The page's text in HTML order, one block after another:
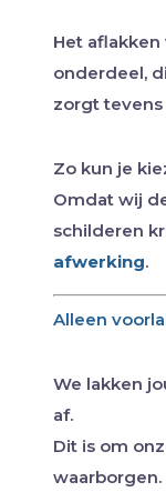
Het
onderdeel,
zorgt
Zo kun je
Omdat wij
schilderen
afwerking.
Alleen
We lakken
af.
Dit is om
waarborgen.